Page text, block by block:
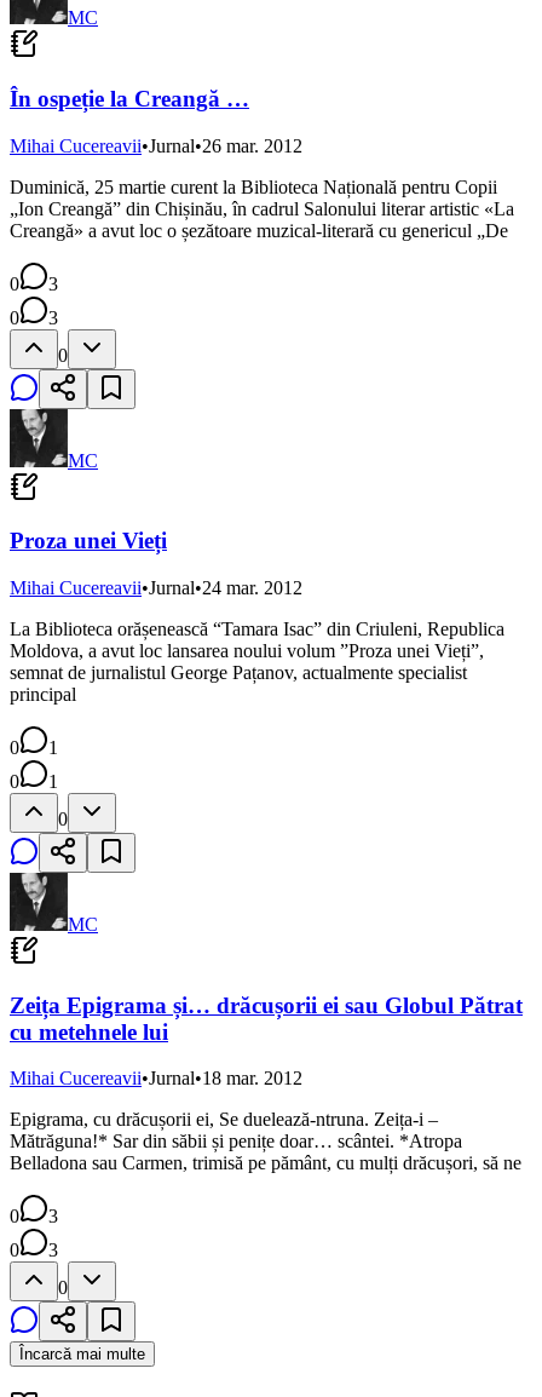
MC
În ospeție la Creangă …
Mihai Cucereavii•Jurnal•26 mar. 2012
Duminică, 25 martie curent la Biblioteca Națională pentru Copii
„Ion Creangă” din Chișinău, în cadrul Salonului literar artistic «La
Creangă» a avut loc o șezătoare muzical-literară cu genericul „De
0
3
0
3
0
MC
Proza unei Vieți
Mihai Cucereavii•Jurnal•24 mar. 2012
La Biblioteca orășenească “Tamara Isac” din Criuleni, Republica
Moldova, a avut loc lansarea noului volum ”Proza unei Vieți”,
semnat de jurnalistul George Pațanov, actualmente specialist
principal
0
1
0
1
0
MC
Zeița Epigrama și… drăcușorii ei sau Globul Pătrat
cu metehnele lui
Mihai Cucereavii•Jurnal•18 mar. 2012
Epigrama, cu drăcușorii ei, Se duelează-ntruna. Zeița-i –
Mătrăguna!* Sar din săbii și penițe doar… scântei. *Atropa
Belladona sau Carmen, trimisă pe pământ, cu mulți drăcușori, să ne
0
3
0
3
0
Încarcă mai multe